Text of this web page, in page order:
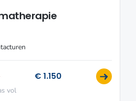
€ 1.150
vol